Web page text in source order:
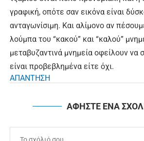
γραφική, οπότε σαν εικόνα είναι
ανταγωνίσιμη. Και αλίμονο αν
λούμπα του “κακού” και “καλού”
μεταβυζαντινά μνημεία οφείλουν να
είναι προβεβλημένα είτε όχι.
ΑΠΑΝΤΗΣΗ
ΑΦΗΣΤΕ ΕΝΑ